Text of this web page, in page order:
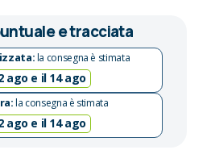
e tracciata
la consegna è stimata
ago e il 14 ago
la consegna è stimata
ago e il 14 ago